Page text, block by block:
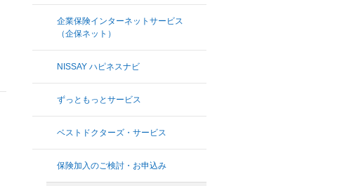
企業保険インターネットサービス
（企保ネット）
NISSAY ハピネスナビ
ずっともっとサービス
ベストドクターズ・サービス
保険加入のご検討・お申込み